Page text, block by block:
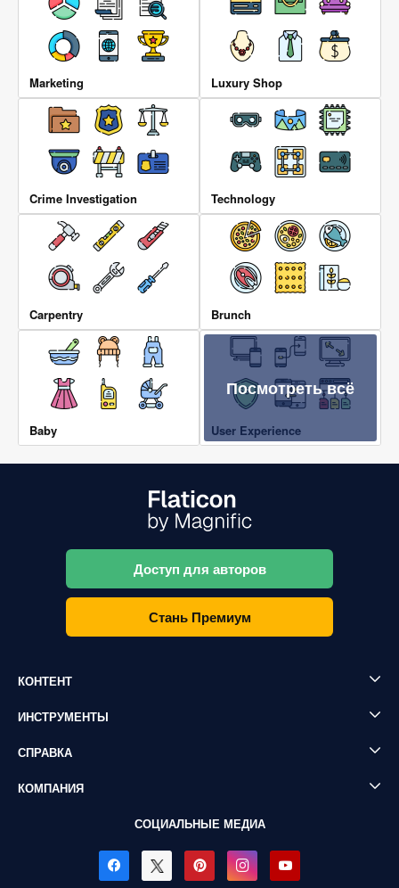
Marketing Luxury Shop
Crime Investigation Technology
Carpentry Brunch
Baby
Посмотреть всё
User Experience
Доступ для авторов
Стань Премиум
КОНТЕНТ
ИНСТРУМЕНТЫ
СПРАВКА
КОМПАНИЯ
СОЦИАЛЬНЫЕ МЕДИА